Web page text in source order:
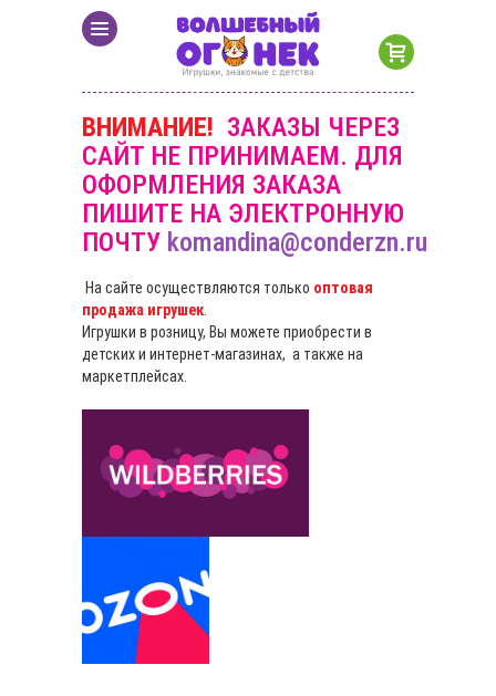
ВНИМАНИЕ! ЗАКАЗЫ ЧЕРЕЗ
САЙТ НЕ ПРИНИМАЕМ. ДЛЯ
ОФОРМЛЕНИЯ ЗАКАЗА
ПИШИТЕ НА ЭЛЕКТРОННУЮ
ПОЧТУ komandina@conderzn.ru
На сайте осуществляются только оптовая
продажа игрушек
Игрушки в розницу, Вы можете приобрести в
детских и интернет-магазинах, а также на
маркетплейсах.